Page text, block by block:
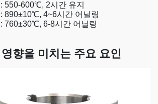
550-600℃, 2시간 유지
890±10℃, 4~6시간 어닐링
760±30℃, 6-8시간 어닐링
향을 미치는 주요 요인